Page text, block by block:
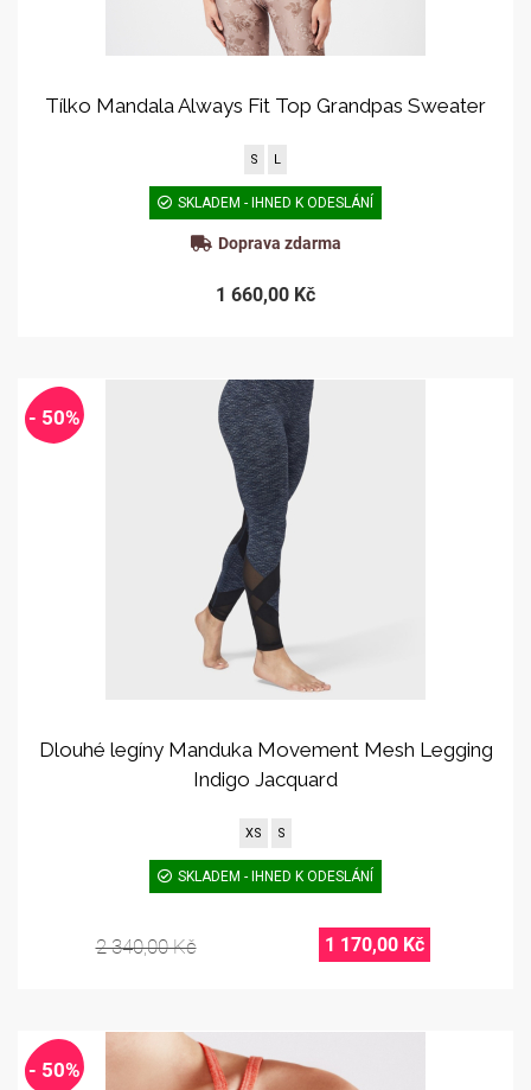
Tílko Mandala Always Fit Top Grandpas Sweater
S L
SKLADEM - IHNED K ODESLÁNÍ
Doprava zdarma
1 660,00 Kč
- 50%
Dlouhé legíny Manduka Movement Mesh Legging
Indigo Jacquard
XS S
SKLADEM - IHNED K ODESLÁNÍ
2 340,00 Kč 1 170,00 Kč
- 50%